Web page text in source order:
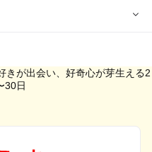
出かけ
出かけ